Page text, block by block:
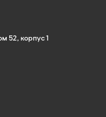
52, корпус 1